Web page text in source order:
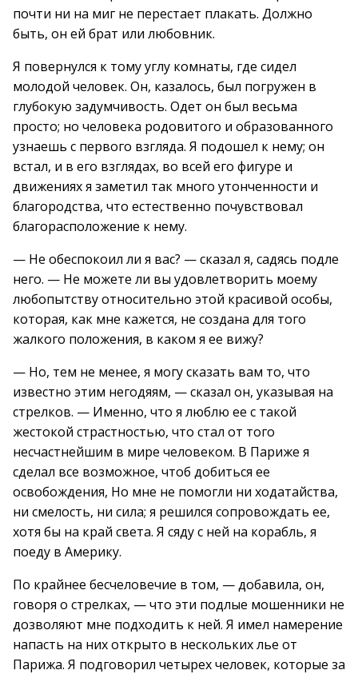
почти ни на миг не перестает плакать. Должно
быть, он ей брат или любовник.
Я повернулся к тому углу комнаты, где сидел
молодой человек. Он, казалось, был погружен в
глубокую задумчивость. Одет он был весьма
просто; но человека родовитого и образованного
узнаешь с первого взгляда. Я подошел к нему; он
встал, и в его взглядах, во всей его фигуре и
движениях я заметил так много утонченности и
благородства, что естественно почувствовал
благорасположение к нему.
— Не обеспокоил ли я вас? — сказал я, садясь подле
него. — Не можете ли вы удовлетворить моему
любопытству относительно этой красивой особы,
которая, как мне кажется, не создана для того
жалкого положения, в каком я ее вижу?
— Но, тем не менее, я могу сказать вам то, что
известно этим негодяям, — сказал он, указывая на
стрелков. — Именно, что я люблю ее с такой
жестокой страстностью, что стал от того
несчастнейшим в мире человеком. В Париже я
сделал все возможное, чтоб добиться ее
освобождения, Но мне не помогли ни ходатайства,
ни смелость, ни сила; я решился сопровождать ее,
хотя бы на край света. Я сяду с ней на корабль, я
поеду в Америку.
По крайнее бесчеловечие в том, — добавила, он,
говоря о стрелках, — что эти подлые мошенники не
дозволяют мне подходить к ней. Я имел намерение
напасть на них открыто в нескольких лье от
Парижа. Я подговорил четырех человек, которые за